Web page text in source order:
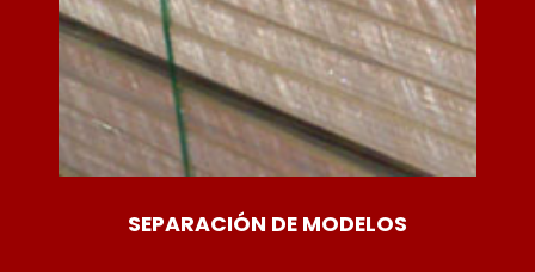
SEPARACIÓN DE MODELOS